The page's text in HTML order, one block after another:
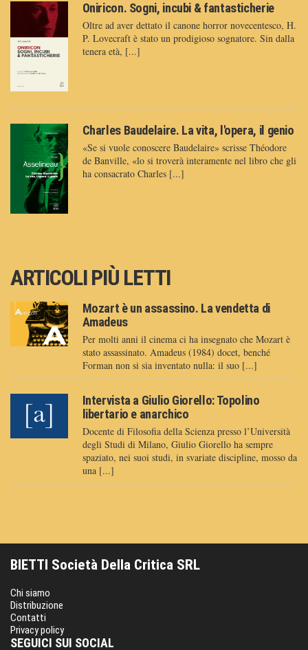
Oniricon. Sogni, incubi & fantasticherie
Oltre ad aver dettato il canone horror novecentesco, H.
P. Lovecraft è stato un prodigioso sognatore. Sin dalla
tenera età, [...]
Charles Baudelaire. La vita, l'opera, il genio
«Se si vuole conoscere Baudelaire» scrisse Théodore
de Banville, «lo si troverà interamente nel libro che gli
ha consacrato Charles [...]
ARTICOLI PIÙ LETTI
Mozart è un assassino. La vendetta di
Amadeus
Per molti anni il cinema ci ha insegnato che Mozart è
stato assassinato. Amadeus (1984) docet, benché
Forman non si sia inventato nulla: il suo [...]
Intervista a Giulio Giorello: Topolino
libertario e anarchico
Docente di Filosofia della Scienza presso l’Università
degli Studi di Milano, Giulio Giorello ha sempre
spaziato, nei suoi studi, in svariate discipline, mosso da
una [...]
BIETTI Società Della Critica SRL
Chi siamo
Distribuzione
Contatti
Privacy policy
SEGUICI SUI SOCIAL